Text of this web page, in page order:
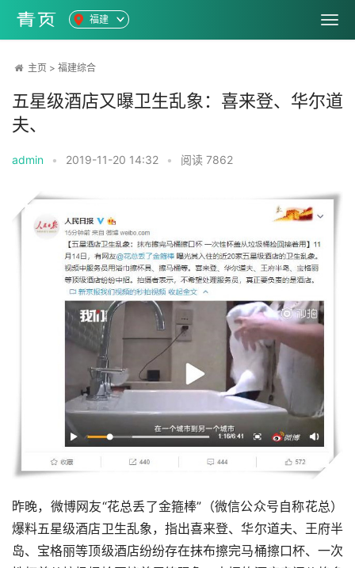
福建
主页 > 福建综合
五星级酒店又曝卫生乱象：喜来登、华尔道
夫、
admin • 2019-11-20 14:32 • 阅读 7862
昨晚，微博网友“花总丢了金箍棒”（微信公众号自称花总）
爆料五星级酒店卫生乱象，指出喜来登、华尔道夫、王府半
岛、宝格丽等顶级酒店纷纷存在抹布擦完马桶擦口杯、一次